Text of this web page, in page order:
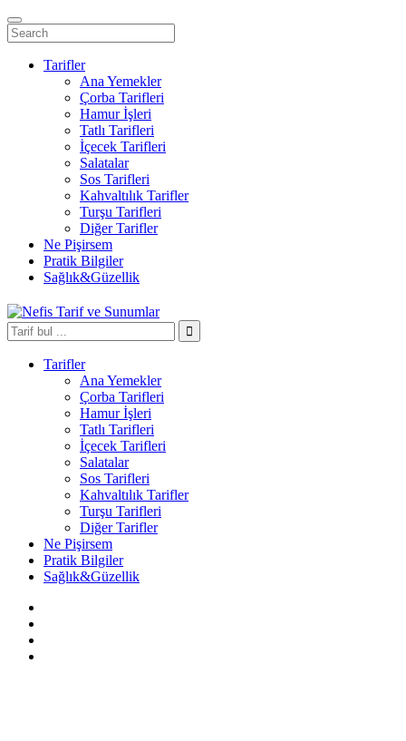
Tarifler
Ana Yemekler
Çorba Tarifleri
Hamur İşleri
Tatlı Tarifleri
İçecek Tarifleri
Salatalar
Sos Tarifleri
Kahvaltılık Tarifler
Turşu Tarifleri
Diğer Tarifler
Ne Pişirsem
Pratik Bilgiler
Sağlık&Güzellik
Tarifler
Ana Yemekler
Çorba Tarifleri
Hamur İşleri
Tatlı Tarifleri
İçecek Tarifleri
Salatalar
Sos Tarifleri
Kahvaltılık Tarifler
Turşu Tarifleri
Diğer Tarifler
Ne Pişirsem
Pratik Bilgiler
Sağlık&Güzellik